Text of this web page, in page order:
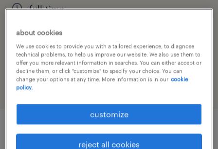
full-time
job category
engineering
job details
about cookies
We use cookies to provide you with a tailored experience, to diagnose
technical problems, to help us improve our website. We also use them to
offer you more relevant information in searches. You can either accept or
decline them, or click "customize" to specify your choice. You can
change your options at any time. More information is in our cookie
policy.
customize
reject all cookies